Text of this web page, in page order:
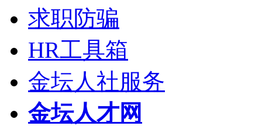
求职防骗
HR工具箱
金坛人社服务
金坛人才网